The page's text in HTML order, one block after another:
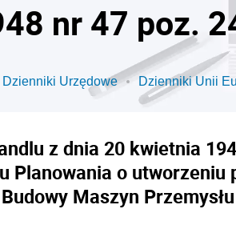
nr 47 poz.
Dzienniki Urzędowe Dzienniki Unii
z dnia 20 kwietnia
Planowania o
Maszyn